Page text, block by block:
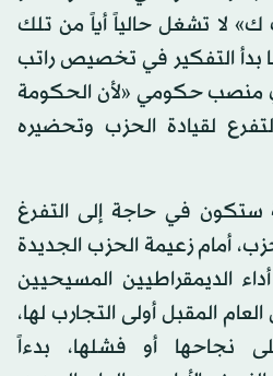
ك» لا تشغل حالياً أياً من تلك
بدأ التفكير في تخصيص راتب
منصب حكومي «لأن الحكومة
لقيادة الحزب وتحضيره
ستكون في حاجة إلى التفرغ
أمام زعيمة الحزب الجديدة
الديمقراطيين المسيحيين
المقبل أولى التجارب لها،
نجاحها أو فشلها، بدءاً